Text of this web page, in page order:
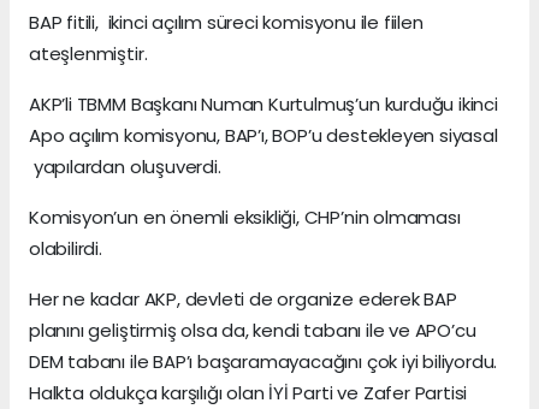
BAP fitili, ikinci açılım süreci komisyonu ile fiilen
ateşlenmiştir.
AKP’li TBMM Başkanı Numan Kurtulmuş’un kurduğu ikinci
Apo açılım komisyonu, BAP’ı, BOP’u destekleyen siyasal
yapılardan oluşuverdi.
Komisyon’un en önemli eksikliği, CHP’nin olmaması
olabilirdi.
Her ne kadar AKP, devleti de organize ederek BAP
planını geliştirmiş olsa da, kendi tabanı ile ve APO’cu
DEM tabanı ile BAP’ı başaramayacağını çok iyi biliyordu.
Halkta oldukça karşılığı olan İYİ Parti ve Zafer Partisi